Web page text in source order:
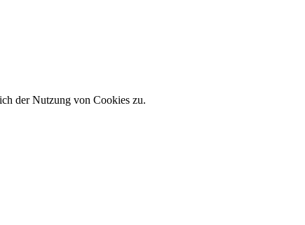
der Nutzung von Cookies zu.